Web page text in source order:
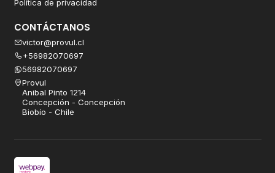
Política de privacidad
CONTÁCTANOS
victor@provul.cl
+56982070697
56982070697
Provul
Anibal Pinto 1214
Concepción - Concepción
Biobío - Chile